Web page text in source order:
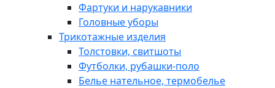
Фартуки и нарукавники
Головные уборы
Трикотажные изделия
Толстовки, свитшоты
Футболки, рубашки-поло
Белье нательное, термобелье